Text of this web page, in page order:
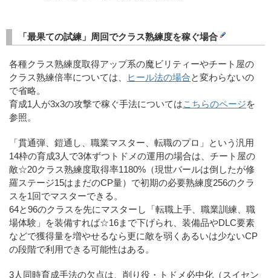
「最果ての試練」周回でクラス熟練度を稼ぐ場合
各種クラス熟練度取得アップ系の魔ビリティーやチート屋の
クラス熟練倍率については、
ヒール法の場合と変わらないの
で省略。
育成1人が3x3の攻撃で稼ぐ手法についてはこちらのページを
参照。
「貫通弾、鎧通し、職業マスター、転職のプロ」という汎用
14枠の育成3人で3体ずつトドメの運用の場合は、チート屋の
敵☆20クラス熟練度取得率1180%（現世バールは倒したが修
羅ステージ15はまだのCP量）で初期の必要熟練度256のクラ
スを1回でマスターできる。
64と96のクラスを先にマスターし「転職上手、職業訓練、職
場体験」を装備すれば☆16まで下げられ、装備品やDLC要素
などで獲得量を増やせるなら更に敵を弱くあるいは少ないCP
の段階で利用できる可能性はある。
3人同時育成手法の欠点は、削り役・トドメ必中化（スイセン